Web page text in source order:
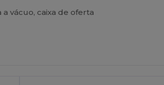
vácuo, caixa de oferta